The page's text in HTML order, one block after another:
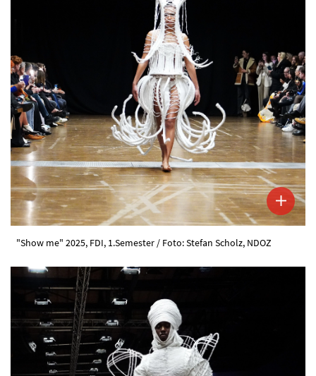
"Show me" 2025, FDI, 1.Semester / Foto: Stefan Scholz, NDOZ